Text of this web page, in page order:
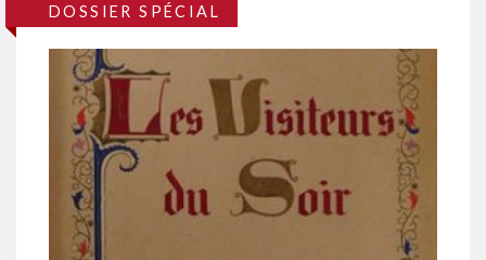
DOSSIER SPÉCIAL